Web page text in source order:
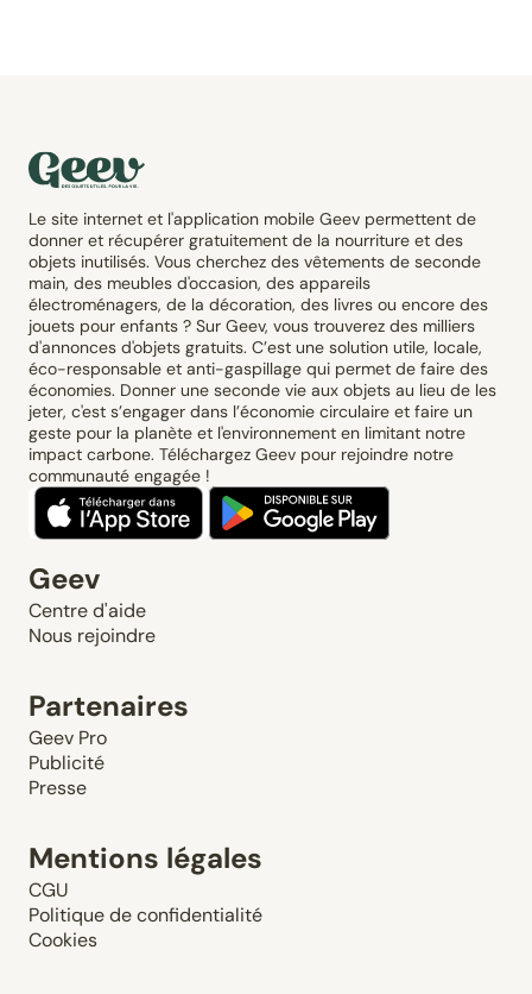
Le site internet et l'application mobile Geev permettent de
donner et récupérer gratuitement de la nourriture et des
objets inutilisés. Vous cherchez des vêtements de seconde
main, des meubles d'occasion, des appareils
électroménagers, de la décoration, des livres ou encore des
jouets pour enfants ? Sur Geev, vous trouverez des milliers
d'annonces d'objets gratuits. C’est une solution utile, locale,
éco-responsable et anti-gaspillage qui permet de faire des
économies. Donner une seconde vie aux objets au lieu de les
jeter, c'est s’engager dans l’économie circulaire et faire un
geste pour la planète et l'environnement en limitant notre
impact carbone. Téléchargez Geev pour rejoindre notre
communauté engagée !
Geev
Centre d'aide
Nous rejoindre
Partenaires
Geev Pro
Publicité
Presse
Mentions légales
CGU
Politique de confidentialité
Cookies